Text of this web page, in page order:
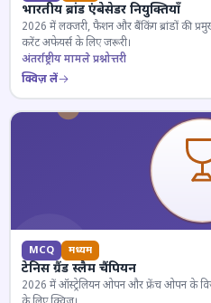
भारतीय ब्रांड एंबेसेडर नियुक्तियाँ
2026 में लक्जरी, फैशन और बैंकिंग ब्रांडों की
करेंट अफेयर्स के लिए जरूरी।
अंतर्राष्ट्रीय मामले प्रश्नोत्तरी
क्विज़ लें
MCQ मध्यम
टेनिस ग्रैंड स्लैम चैंपियन
2026 में ऑस्ट्रेलियन ओपन और फ्रेंच ओपन के